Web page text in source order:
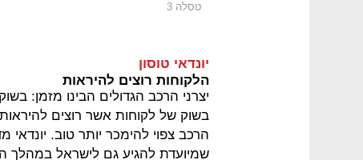
טסלה 3
יונדאי טוסון
הלקוחות רוצים להיראות
יצרני הרכב הגדולים הבינו מזמן:
בשוק של לקוחות אשר רוצים להיראות,
הרכב צפוי להימכר יותר טוב.
שמיועדת להגיע גם לישראל במהלך